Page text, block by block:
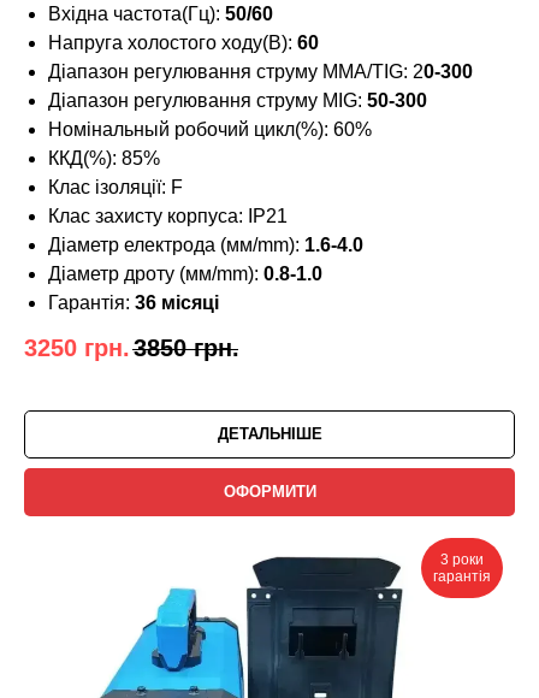
Вхідна частота(Гц): 50/60
Напруга холостого ходу(В): 60
Діапазон регулювання струму MMA/TIG: 20-300
Діапазон регулювання струму MIG: 50-300
Номінальный робочий цикл(%): 60%
ККД(%): 85%
Клас ізоляції: F
Клас захисту корпуса: IP21
Діаметр електрода (мм/mm): 1.6-4.0
Діаметр дроту (мм/mm): 0.8-1.0
Гарантія: 36 місяці
3250 грн.3850 грн.
ДЕТАЛЬНІШЕ
ОФОРМИТИ
3 роки
гарантія